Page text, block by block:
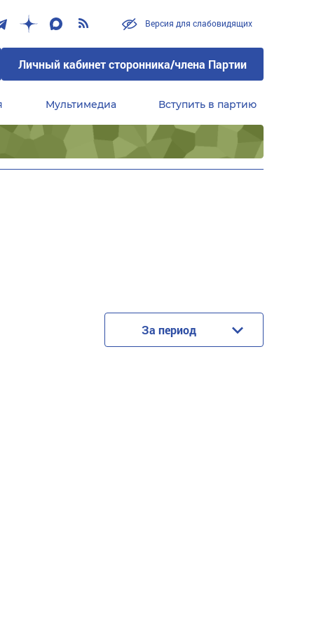
Версия для слабовидящих
Личный кабинет сторонника/члена Партии
Мультимедиа Вступить в партию
За период